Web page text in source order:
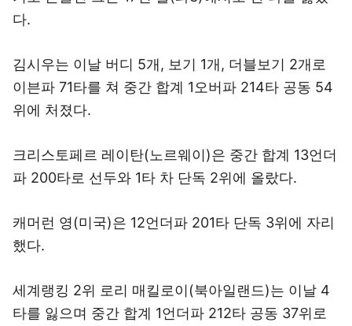
다.
김시우는 이날 버디 5개, 보기 1개, 더블보기 2개로
이븐파 71타를 쳐 중간 합계 1오버파 214타 공동 54
위에 처졌다.
크리스토페르 레이탄(노르웨이)은 중간 합계 13언더
파 200타로 선두와 1타 차 단독 2위에 올랐다.
캐머런 영(미국)은 12언더파 201타 단독 3위에 자리
했다.
세계랭킹 2위 로리 매킬로이(북아일랜드)는 이날 4
타를 잃으며 중간 합계 1언더파 212타 공동 37위로